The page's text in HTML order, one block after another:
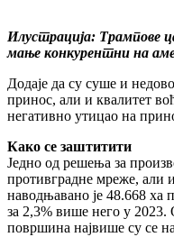
Илустрација: Трампове
мање конкурентни на
Додаје да су суше и
принос, али и квалитет
негативно утицао на
Како се заштитити
Једно од решења за
противградне мреже, али
наводњавано је 48.668
за 2,3% више него у
површина највише су се